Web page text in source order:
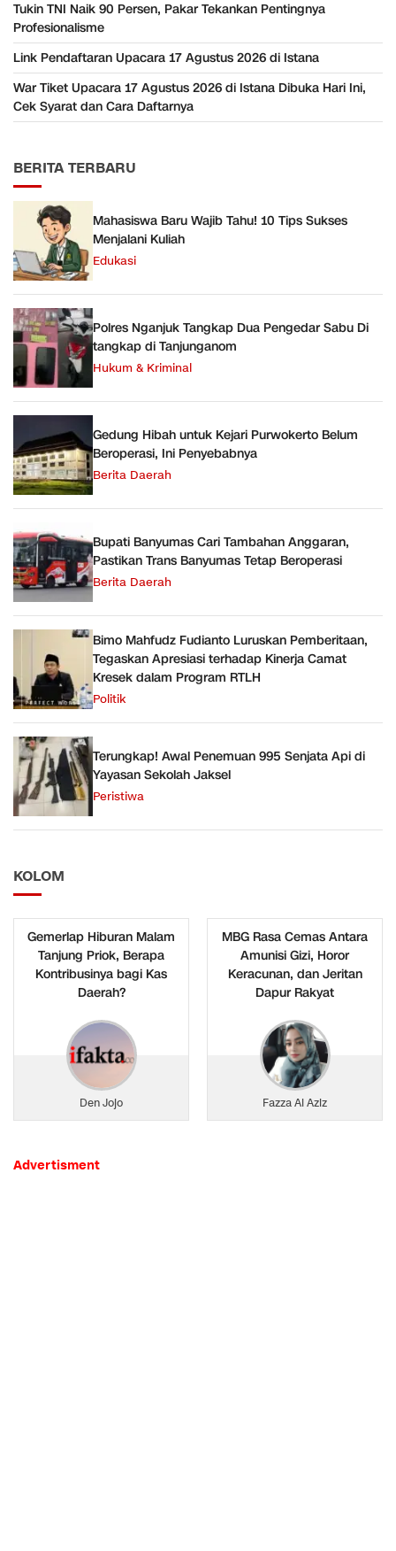
Tukin TNI Naik 90 Persen, Pakar Tekankan Pentingnya
Profesionalisme
Link Pendaftaran Upacara 17 Agustus 2026 di Istana
War Tiket Upacara 17 Agustus 2026 di Istana Dibuka Hari Ini,
Cek Syarat dan Cara Daftarnya
BERITA TERBARU
Mahasiswa Baru Wajib Tahu! 10 Tips Sukses
Menjalani Kuliah
Edukasi
Polres Nganjuk Tangkap Dua Pengedar Sabu Di
tangkap di Tanjunganom
Hukum & Kriminal
Gedung Hibah untuk Kejari Purwokerto Belum
Beroperasi, Ini Penyebabnya
Berita Daerah
Bupati Banyumas Cari Tambahan Anggaran,
Pastikan Trans Banyumas Tetap Beroperasi
Berita Daerah
Bimo Mahfudz Fudianto Luruskan Pemberitaan,
Tegaskan Apresiasi terhadap Kinerja Camat
Kresek dalam Program RTLH
Politik
Terungkap! Awal Penemuan 995 Senjata Api di
Yayasan Sekolah Jaksel
Peristiwa
KOLOM
Gemerlap Hiburan Malam
Tanjung Priok, Berapa
Kontribusinya bagi Kas
Daerah?
Den Jojo
MBG Rasa Cemas Antara
Amunisi Gizi, Horor
Keracunan, dan Jeritan
Dapur Rakyat
Fazza Al Aziz
Advertisment